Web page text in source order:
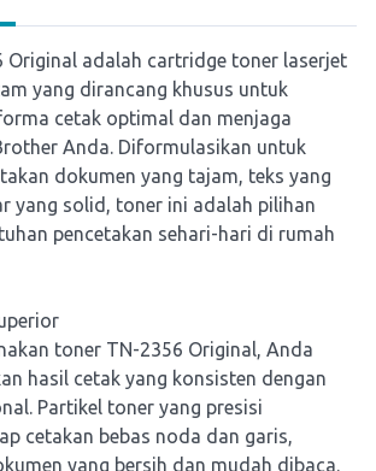
Original adalah cartridge toner laserjet
yang dirancang khusus untuk
cetak optimal dan menjaga
Anda. Diformulasikan untuk
dokumen yang tajam, teks yang
yang solid, toner ini adalah pilihan
pencetakan sehari-hari di rumah
toner TN-2356 Original, Anda
hasil cetak yang konsisten dengan
Partikel toner yang presisi
cetakan bebas noda dan garis,
yang bersih dan mudah dibaca.